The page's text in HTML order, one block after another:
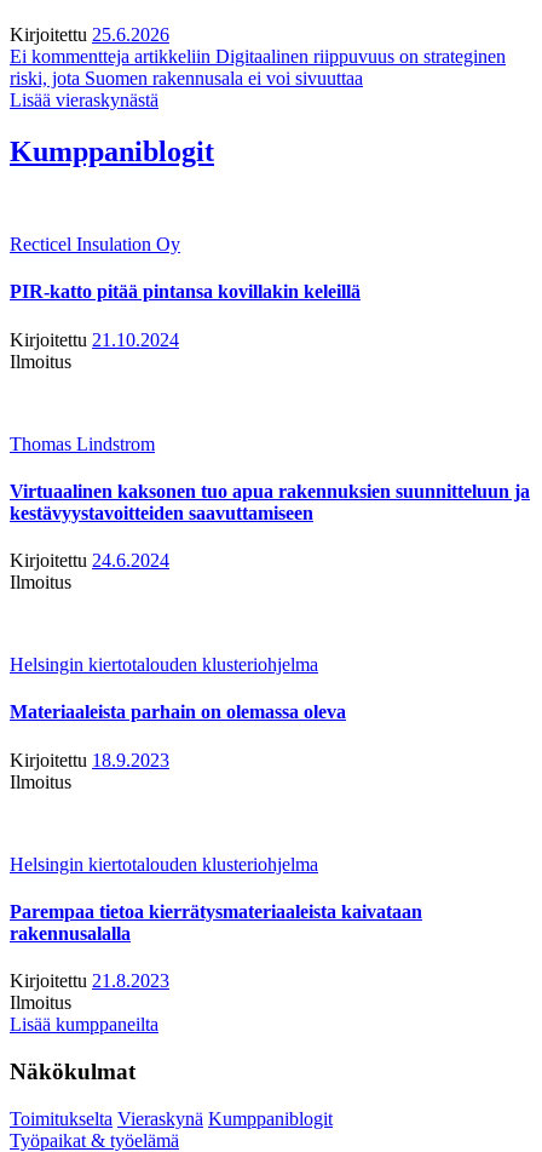
Kirjoitettu 25.6.2026
Ei kommentteja artikkeliin Digitaalinen riippuvuus on strateginen
riski, jota Suomen rakennusala ei voi sivuuttaa
Lisää vieraskynästä
Kumppaniblogit
Recticel Insulation Oy
PIR-katto pitää pintansa kovillakin keleillä
Kirjoitettu 21.10.2024
Ilmoitus
Thomas Lindstrom
Virtuaalinen kaksonen tuo apua rakennuksien suunnitteluun ja
kestävyystavoitteiden saavuttamiseen
Kirjoitettu 24.6.2024
Ilmoitus
Helsingin kiertotalouden klusteriohjelma
Materiaaleista parhain on olemassa oleva
Kirjoitettu 18.9.2023
Ilmoitus
Helsingin kiertotalouden klusteriohjelma
Parempaa tietoa kierrätysmateriaaleista kaivataan
rakennusalalla
Kirjoitettu 21.8.2023
Ilmoitus
Lisää kumppaneilta
Näkökulmat
Toimitukselta Vieraskynä Kumppaniblogit
Työpaikat & työelämä